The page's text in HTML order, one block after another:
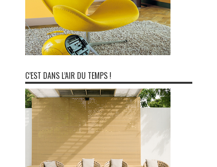
C’EST DANS L’AIR DU TEMPS !